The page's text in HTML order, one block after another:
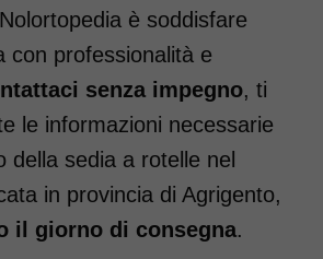
a doppia crociera,
anteriore
Dotata di pedane
per chi ha
di tenere sollevate le
seguito di un
Il noleggio minimo
a 96 euro.
è soddisfare
con professionalità e
senza impegno, ti
le informazioni necessarie
della sedia a rotelle nel
in provincia di Agrigento,
il giorno di consegna.